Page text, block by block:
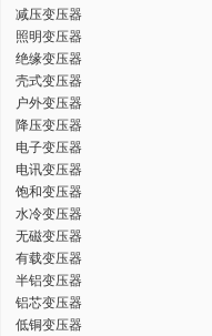
减压变压器
照明变压器
绝缘变压器
壳式变压器
户外变压器
降压变压器
电子变压器
电讯变压器
饱和变压器
水冷变压器
无磁变压器
有载变压器
半铝变压器
铝芯变压器
低铜变压器